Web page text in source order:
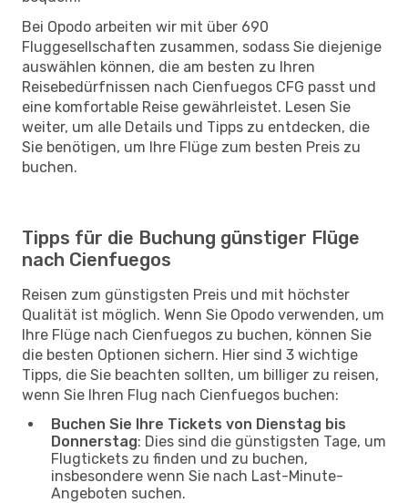
Bei Opodo arbeiten wir mit über 690
Fluggesellschaften zusammen, sodass Sie diejenige
auswählen können, die am besten zu Ihren
Reisebedürfnissen nach Cienfuegos CFG passt und
eine komfortable Reise gewährleistet. Lesen Sie
weiter, um alle Details und Tipps zu entdecken, die
Sie benötigen, um Ihre Flüge zum besten Preis zu
buchen.
Tipps für die Buchung günstiger Flüge
nach Cienfuegos
Reisen zum günstigsten Preis und mit höchster
Qualität ist möglich. Wenn Sie Opodo verwenden, um
Ihre Flüge nach Cienfuegos zu buchen, können Sie
die besten Optionen sichern. Hier sind 3 wichtige
Tipps, die Sie beachten sollten, um billiger zu reisen,
wenn Sie Ihren Flug nach Cienfuegos buchen:
Buchen Sie Ihre Tickets von Dienstag bis
Donnerstag: Dies sind die günstigsten Tage, um
Flugtickets zu finden und zu buchen,
insbesondere wenn Sie nach Last-Minute-
Angeboten suchen.